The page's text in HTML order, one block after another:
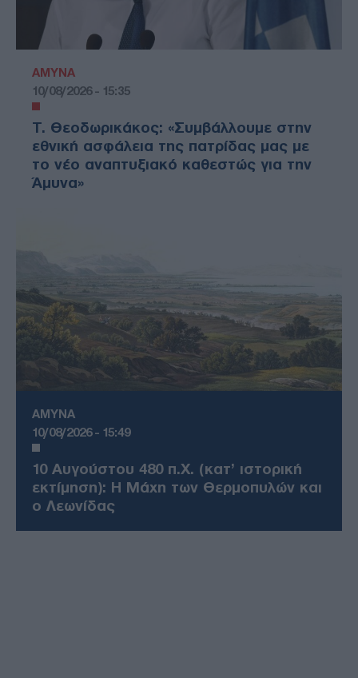
ΑΜΥΝΑ
10/08/2026 - 15:35
Τ. Θεοδωρικάκος: «Συμβάλλουμε στην
εθνική ασφάλεια της πατρίδας μας με
το νέο αναπτυξιακό καθεστώς για την
Άμυνα»
ΑΜΥΝΑ
10/08/2026 - 15:49
10 Αυγούστου 480 π.Χ. (κατ’ ιστορική
εκτίμηση): Η Μάχη των Θερμοπυλών και
ο Λεωνίδας